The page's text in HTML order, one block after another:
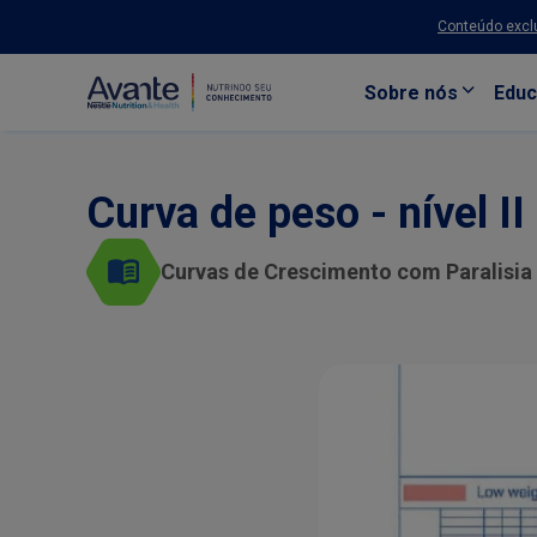
Conteúdo
Sobre nós
Curva de peso - nível
Curvas de Crescimento com